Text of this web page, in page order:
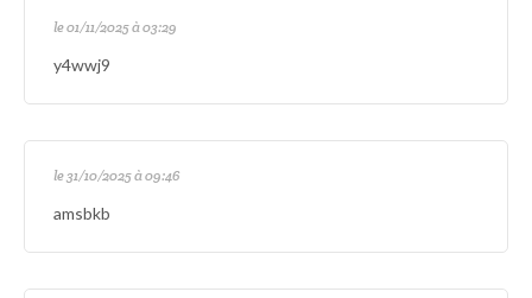
le 01/11/2025 à 03:29
y4wwj9
le 31/10/2025 à 09:46
amsbkb